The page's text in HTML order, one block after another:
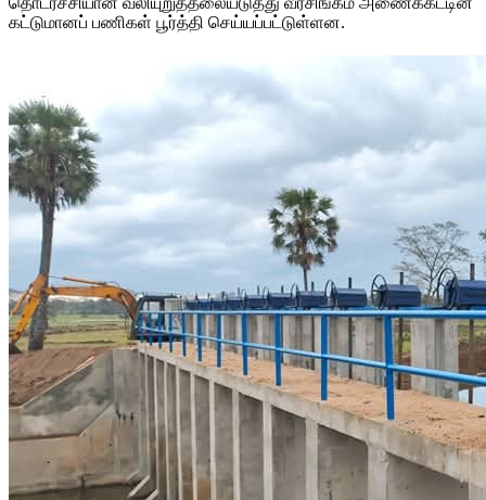
கட்டுமானப் பணிகள் பூர்த்தி செய்யப்பட்டுள்ளன.